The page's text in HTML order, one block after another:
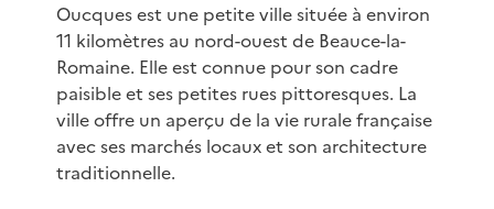
Oucques est une petite ville située à environ
11 kilomètres au nord-ouest de Beauce-la-
Romaine. Elle est connue pour son cadre
paisible et ses petites rues pittoresques. La
ville offre un aperçu de la vie rurale française
avec ses marchés locaux et son architecture
traditionnelle.